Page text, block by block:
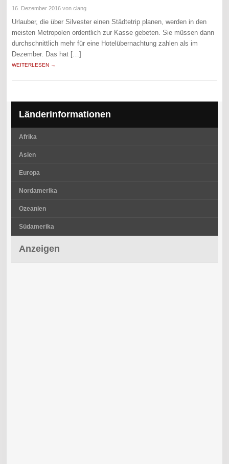
16. Dezember 2016 von clang
Urlauber, die über Silvester einen Städtetrip planen, werden in den
meisten Metropolen ordentlich zur Kasse gebeten. Sie müssen dann
durchschnittlich mehr für eine Hotelübernachtung zahlen als im
Dezember. Das hat […]
WEITERLESEN →
Länderinformationen
Afrika
Asien
Europa
Nordamerika
Ozeanien
Südamerika
Anzeigen